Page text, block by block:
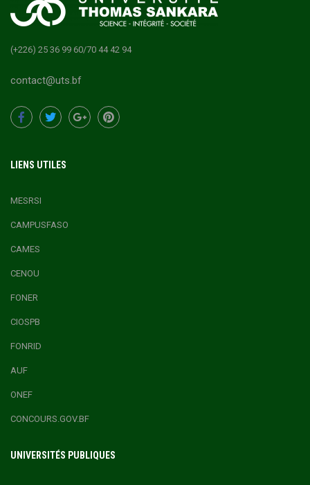
(+226) 25 36 99 60/70 44 42 94
contact@uts.bf
LIENS UTILES
MESRSI
CAMPUSFASO
CAMES
CENOU
FONER
CIOSPB
FONRID
AUF
ONEF
CONCOURS.GOV.BF
UNIVERSITÉS PUBLIQUES